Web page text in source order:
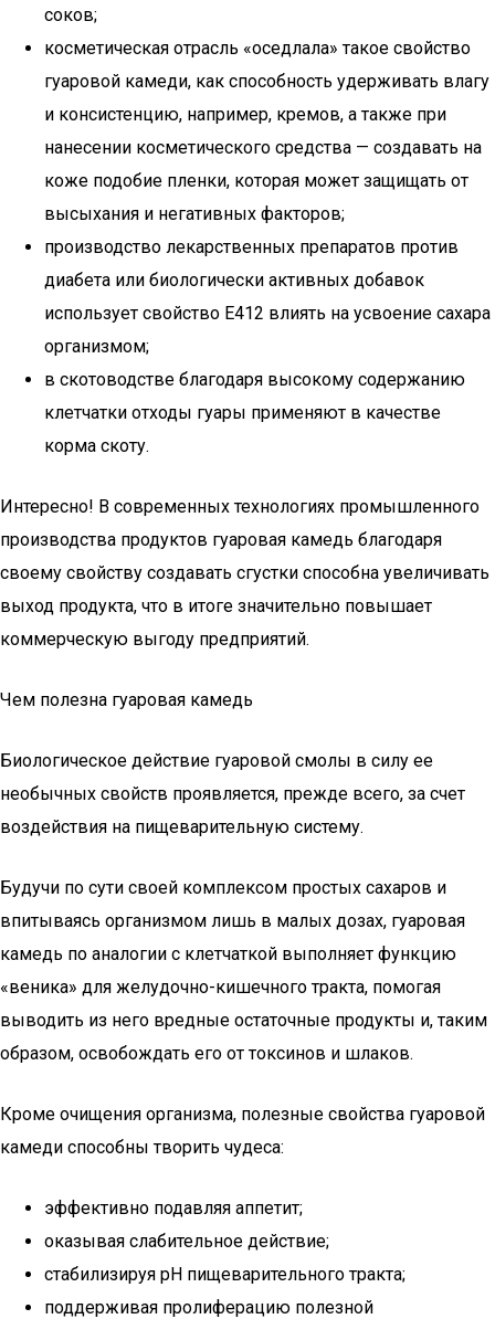
соков;
косметическая отрасль «оседлала» такое свойство
гуаровой камеди, как способность удерживать влагу
и консистенцию, например, кремов, а также при
нанесении косметического средства — создавать на
коже подобие пленки, которая может защищать от
высыхания и негативных факторов;
производство лекарственных препаратов против
диабета или биологически активных добавок
использует свойство Е412 влиять на усвоение сахара
организмом;
в скотоводстве благодаря высокому содержанию
клетчатки отходы гуары применяют в качестве
корма скоту.
Интересно! В современных технологиях промышленного
производства продуктов гуаровая камедь благодаря
своему свойству создавать сгустки способна увеличивать
выход продукта, что в итоге значительно повышает
коммерческую выгоду предприятий.
Чем полезна гуаровая камедь
Биологическое действие гуаровой смолы в силу ее
необычных свойств проявляется, прежде всего, за счет
воздействия на пищеварительную систему.
Будучи по сути своей комплексом простых сахаров и
впитываясь организмом лишь в малых дозах, гуаровая
камедь по аналогии с клетчаткой выполняет функцию
«веника» для желудочно-кишечного тракта, помогая
выводить из него вредные остаточные продукты и, таким
образом, освобождать его от токсинов и шлаков.
Кроме очищения организма, полезные свойства гуаровой
камеди способны творить чудеса:
эффективно подавляя аппетит;
оказывая слабительное действие;
стабилизируя рН пищеварительного тракта;
поддерживая пролиферацию полезной